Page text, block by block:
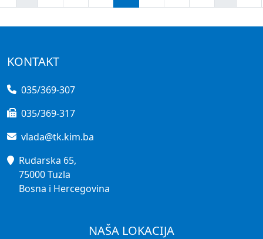
KONTAKT
035/369-307
035/369-317
vlada@tk.kim.ba
Rudarska 65,
75000 Tuzla
Bosna i Hercegovina
NAŠA LOKACIJA